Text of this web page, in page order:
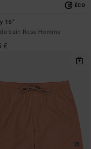
ÉCO
16"
bain Rose Homme
€